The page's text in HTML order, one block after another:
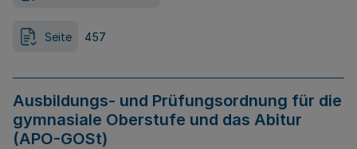
Seite 457
Ausbildungs- und Prüfungsordnung für die
gymnasiale Oberstufe und das Abitur
(APO-GOSt)